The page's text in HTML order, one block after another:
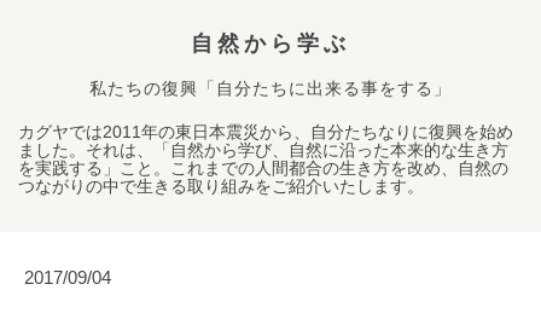
自然から学ぶ
私たちの復興「自分たちに出来る事をする」
カグヤでは2011年の東日本震災から、自分たちなりに復興を始め
ました。それは、「自然から学び、自然に沿った本来的な生き方
を実践する」こと。これまでの人間都合の生き方を改め、自然の
つながりの中で生きる取り組みをご紹介いたします。
2017/09/04